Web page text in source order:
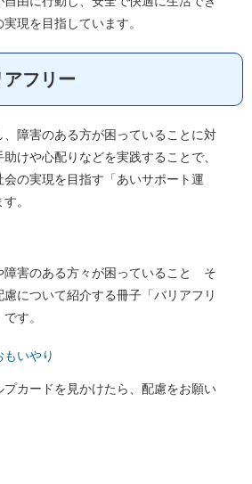
現を目指しています。
アフリー
、障害のある方が困っていることに対
けや心配りなどを実践することで、
の実現を目指す「あいサポート運
。
障害のある方々が困っていること そ
について紹介する冊子「バリアフリ
す。
いやり
プカードを見かけたら、配慮をお願い